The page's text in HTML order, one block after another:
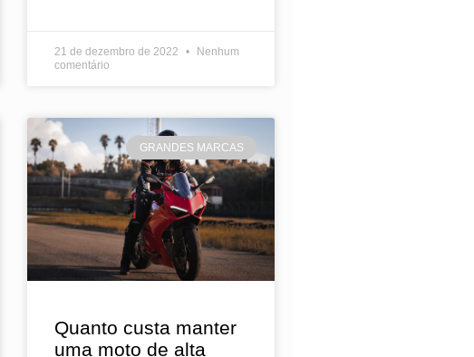
21 de dezembro de 2022
Nenhum
comentário
GRANDES MARCAS
Quanto custa manter
uma moto de alta